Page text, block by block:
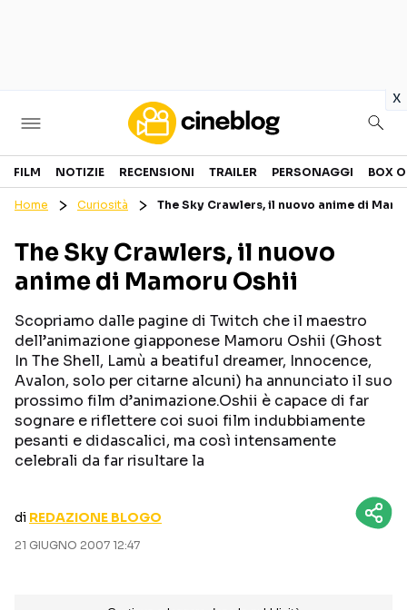
x
Cinema
GENERI
PERSONAGGI
CANALI STREAMING
Categorie
NOTIZIE
CURIOSITÀ
RECENSIONI
TRAILER
BOX OFFICE
FILM NOTIZIE RECENSIONI TRAILER PERSONAGGI BOX
Home Curiosità The Sky Crawlers, il nuovo anime di
The Sky Crawlers, il nuovo
anime di Mamoru Oshii
Scopriamo dalle pagine di Twitch che il maestro
dell’animazione giapponese Mamoru Oshii (Ghost
In The Shell, Lamù a beatiful dreamer, Innocence,
Avalon, solo per citarne alcuni) ha annunciato il suo
prossimo film d’animazione.Oshii è capace di far
sognare e riflettere coi suoi film indubbiamente
pesanti e didascalici, ma così intensamente
celebrali da far risultare la
di REDAZIONE BLOGO
21 GIUGNO 2007 12:47